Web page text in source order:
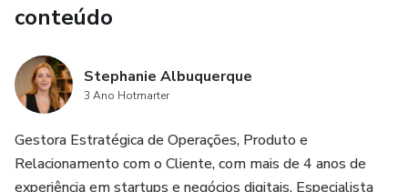
os marcos, revisões e ações do seu ano inteiro.
O que está incluso no seu acesso?
- Ao adquirir a Bússola Kíria, você recebe um PDF com
instruções corretamente para ter o melhor resultado
possível). Dentro do pdf estará o link de acesso imediato à
conteúdo
Stephanie Albuquerque
3 Ano Hotmarter
Gestora Estratégica de Operações, Produto e
Relacionamento com o Cliente, com mais de 4 anos de
experiência em startups e negócios digitais. Especialista